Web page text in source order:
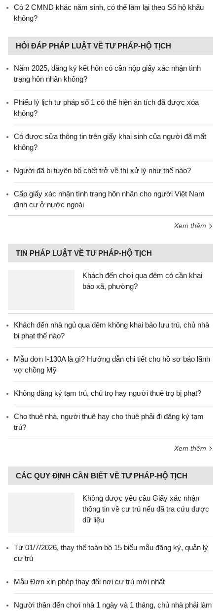
Có 2 CMND khác năm sinh, có thể làm lại theo Sổ hộ khẩu
không?
HỎI ĐÁP PHÁP LUẬT VỀ TƯ PHÁP-HỘ TỊCH
Năm 2025, đăng ký kết hôn có cần nộp giấy xác nhận tình
trạng hôn nhân không?
Phiếu lý lịch tư pháp số 1 có thể hiện án tích đã được xóa
không?
Có được sửa thông tin trên giấy khai sinh của người đã mất
không?
Người đã bị tuyên bố chết trở về thì xử lý như thế nào?
Cấp giấy xác nhận tình trạng hôn nhân cho người Việt Nam
định cư ở nước ngoài
Xem thêm
TIN PHÁP LUẬT VỀ TƯ PHÁP-HỘ TỊCH
Khách đến chơi qua đêm có cần khai
báo xã, phường?
Khách đến nhà ngủ qua đêm không khai báo lưu trú, chủ nhà
bị phạt thế nào?
Mẫu đơn I-130A là gì? Hướng dẫn chi tiết cho hồ sơ bảo lãnh
vợ chồng Mỹ
Không đăng ký tạm trú, chủ trọ hay người thuê trọ bị phạt?
Cho thuê nhà, người thuê hay cho thuê phải đi đăng ký tạm
trú?
Xem thêm
CÁC QUY ĐỊNH CẦN BIẾT VỀ TƯ PHÁP-HỘ TỊCH
Không được yêu cầu Giấy xác nhận
thông tin về cư trú nếu đã tra cứu được
dữ liệu
Từ 01/7/2026, thay thế toàn bộ 15 biểu mẫu đăng ký, quản lý
cư trú
Mẫu Đơn xin phép thay đổi nơi cư trú mới nhất
Người thân đến chơi nhà 1 ngày và 1 tháng, chủ nhà phải làm